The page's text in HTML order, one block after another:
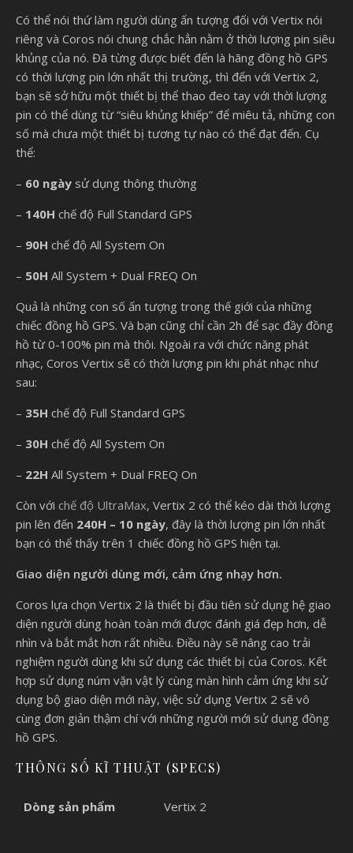
Có thể nói thứ làm người dùng ấn tượng đối với Vertix nói
riêng và Coros nói chung chắc hẳn nằm ở thời lượng pin siêu
khủng của nó. Đã từng được biết đến là hãng đồng hồ GPS
có thời lượng pin lớn nhất thị trường, thì đến với Vertix 2,
bạn sẽ sở hữu một thiết bị thể thao đeo tay với thời lượng
pin có thể dùng từ “siêu khủng khiếp” để miêu tả, những con
số mà chưa một thiết bị tương tự nào có thể đạt đến. Cụ
thể:
– 60 ngày sử dụng thông thường
– 140H chế độ Full Standard GPS
– 90H chế độ All System On
– 50H All System + Dual FREQ On
Quả là những con số ấn tượng trong thế giới của những
chiếc đồng hồ GPS. Và bạn cũng chỉ cần 2h để sạc đầy đồng
hồ từ 0-100% pin mà thôi. Ngoài ra với chức năng phát
nhạc, Coros Vertix sẽ có thời lượng pin khi phát nhạc như
sau:
– 35H chế độ Full Standard GPS
– 30H chế độ All System On
– 22H All System + Dual FREQ On
Còn với chế độ UltraMax, Vertix 2 có thể kéo dài thời lượng
pin lên đến 240H – 10 ngày, đây là thời lượng pin lớn nhất
bạn có thể thấy trên 1 chiếc đồng hồ GPS hiện tại.
Giao diện người dùng mới, cảm ứng nhạy hơn.
Coros lựa chọn Vertix 2 là thiết bị đầu tiên sử dụng hệ giao
diện người dùng hoàn toàn mới được đánh giá đẹp hơn, dễ
nhìn và bắt mắt hơn rất nhiều. Điều này sẽ nâng cao trải
nghiệm người dùng khi sử dụng các thiết bị của Coros. Kết
hợp sử dụng núm vặn vật lý cùng màn hình cảm ứng khi sử
dụng bộ giao diện mới này, việc sử dụng Vertix 2 sẽ vô
cùng đơn giản thậm chí với những người mới sử dụng đồng
hồ GPS.
THÔNG SỐ KĨ THUẬT (SPECS)
Dòng sản phẩm Vertix 2